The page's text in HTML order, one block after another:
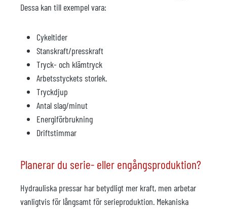
Dessa kan till exempel vara:
Cykeltider
Stanskraft/presskraft
Tryck- och klämtryck
Arbetsstyckets storlek.
Tryckdjup
Antal slag/minut
Energiförbrukning
Driftstimmar
Planerar du serie- eller engångsproduktion?
Hydrauliska pressar har betydligt mer kraft, men arbetar
vanligtvis för långsamt för serieproduktion. Mekaniska